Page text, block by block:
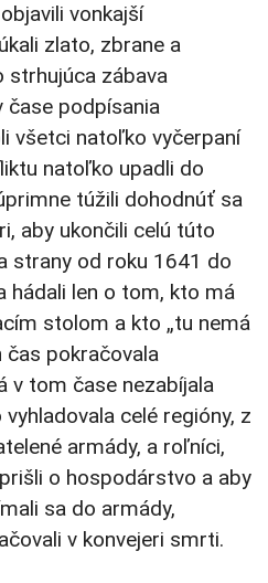
vonkajší
zlato, zbrane a
strhujúca zábava
čase podpísania
všetci natoľko vyčerpaní
natoľko upadli do
túžili dohodnúť sa
aby ukončili celú túto
strany od roku 1641 do
hádali len o tom, kto má
stolom a kto „tu nemá
čas pokračovala
v tom čase nezabíjala
celé regióny, z
armády, a roľníci,
o hospodárstvo a aby
sa do armády,
v konvejeri smrti.